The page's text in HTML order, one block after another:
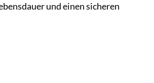
und einen sicheren